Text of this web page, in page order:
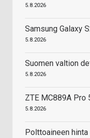
5.8.2026
Samsung Galaxy
5.8.2026
Suomen valtion
5.8.2026
ZTE MC889A Pro
5.8.2026
Polttoaineen hinta